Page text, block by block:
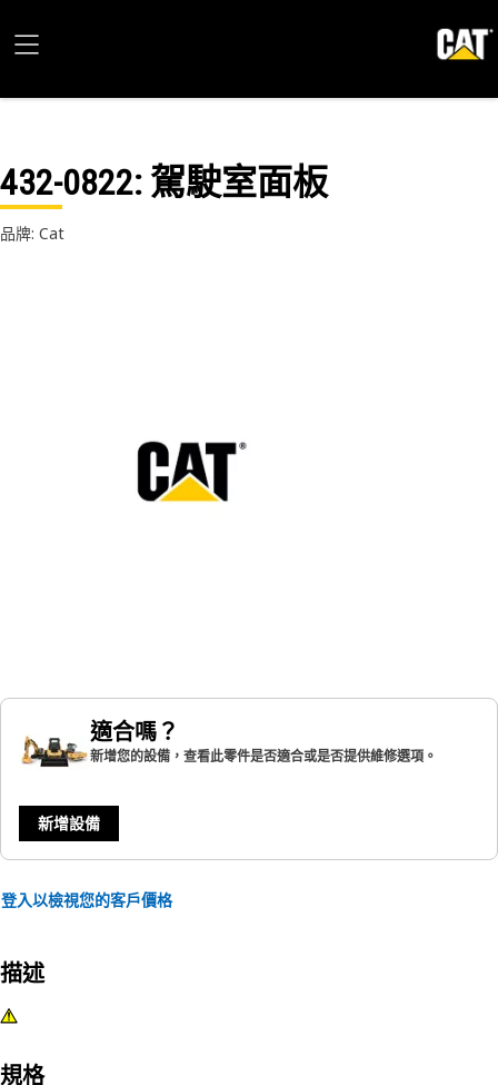
432-0822: 駕駛室面板
品牌: Cat
適合嗎？
新增您的設備，查看此零件是否適合或是否提供維修選項。
新增設備
登入以檢視您的客戶價格
描述
規格